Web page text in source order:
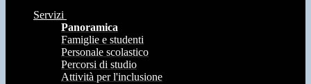
Servizi
Panoramica
Famiglie e studenti
Personale scolastico
Percorsi di studio
Attività per l'inclusione